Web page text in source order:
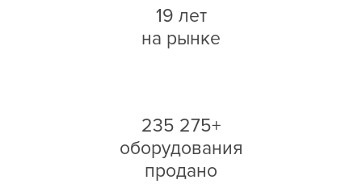
19 лет
на рынке
235 275+
оборудования
продано